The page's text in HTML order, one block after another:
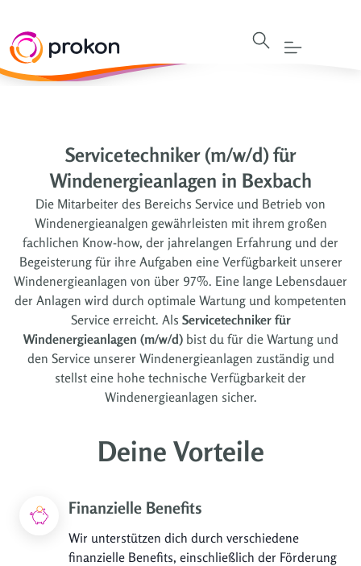
Servicetechniker (m/w/d) für
Windenergieanlagen in Bexbach
Die Mitarbeiter des Bereichs Service und Betrieb von
Windenergieanalgen gewährleisten mit ihrem großen
fachlichen Know-how, der jahrelangen Erfahrung und der
Begeisterung für ihre Aufgaben eine Verfügbarkeit unserer
Windenergieanlagen von über 97%. Eine lange Lebensdauer
der Anlagen wird durch optimale Wartung und kompetenten
Service erreicht. Als Servicetechniker für
Windenergieanlagen (m/w/d)bist du für die Wartung und
den Service unserer Windenergieanlagen zuständig und
stellst eine hohe technische Verfügbarkeit der
Windenergieanlagen sicher.
Deine Vorteile
Finanzielle Benefits
Wir unterstützen dich durch verschiedene
finanzielle Benefits, einschließlich der Förderung